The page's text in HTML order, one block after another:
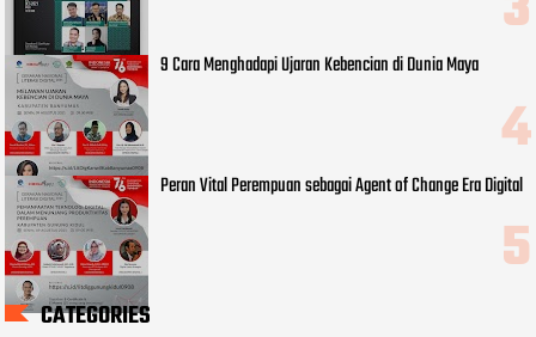
9 Cara Menghadapi Ujaran Kebencian di Dunia Maya
Peran Vital Perempuan sebagai Agent of Change Era Digital
CATEGORIES